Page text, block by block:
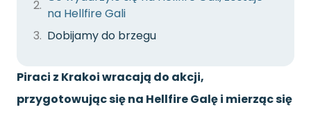
na Hellfire Gali
Dobijamy do brzegu
Piraci z Krakoi wracają do akcji,
przygotowując się na Hellfire Galę i mierząc się